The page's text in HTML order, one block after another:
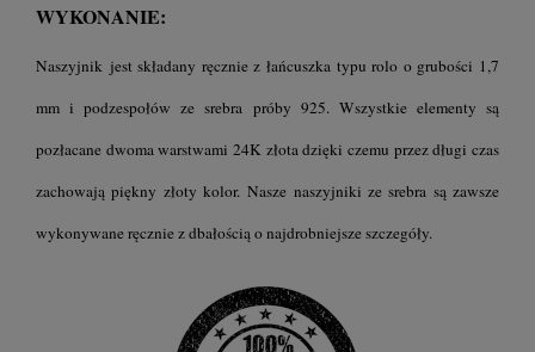
WYKONANIE:
Naszyjnik jest składany ręcznie z łańcuszka typu rolo o grubości 1,7
mm i podzespołów ze srebra próby 925. Wszystkie elementy są
pozłacane dwoma warstwami 24K złota dzięki czemu przez długi czas
zachowają piękny złoty kolor.Nasze naszyjniki ze srebra są zawsze
wykonywane ręcznie z dbałością o najdrobniejsze szczegóły.